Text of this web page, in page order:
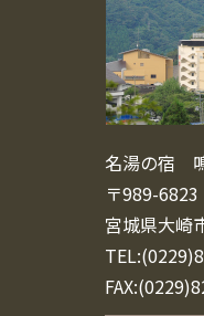
名湯の宿
〒989-6823
宮城県大崎